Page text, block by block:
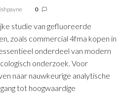
0
studie van gefluoreerde
zoals commercial 4fma kopen in
onderdeel van modern
onderzoek. Voor
naar nauwkeurige analytische
tot hoogwaardige